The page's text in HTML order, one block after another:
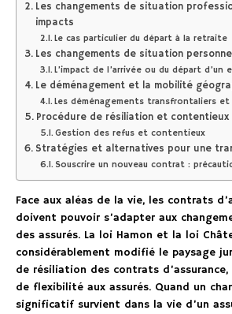
Les changements de situation
impacts
Le cas particulier du départ à la retraite
Les changements de situation
L’impact de l’arrivée ou du départ d’un
Le déménagement et la mobilité
Les déménagements transfrontaliers
Procédure de résiliation et contentieux
Gestion des refus et contentieux
Stratégies et alternatives pour une
Souscrire un nouveau contrat :
Face aux aléas de la vie, les contrats
doivent pouvoir s’adapter aux
des assurés. La loi Hamon et la loi
considérablement modifié le paysage
de résiliation des contrats
de flexibilité aux assurés. Quand un
significatif survient dans la vie d’un